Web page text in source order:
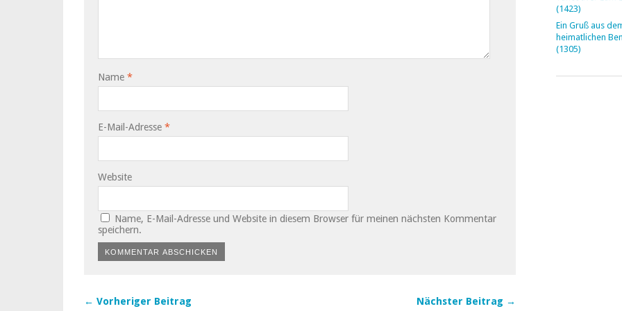
Name *
E-Mail-Adresse *
Website
Name, E-Mail-Adresse und Website in diesem Browser für meinen nächsten Kommentar
speichern.
← Vorheriger Beitrag Nächster Beitrag →
(1423)
Ein Gruß aus
heimatlichen
(1305)